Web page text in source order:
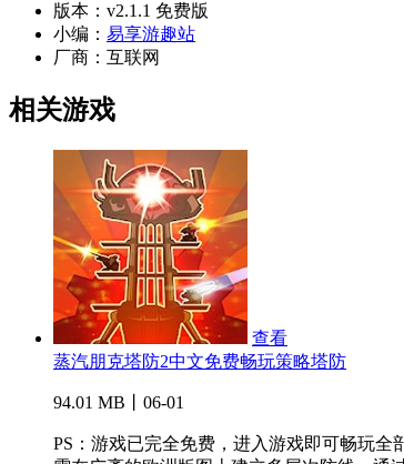
版本： v2.1.1 免费版
小编： 易享游趣站
厂商： 互联网
相关游戏
查看
蒸汽朋克塔防2中文免费畅玩策略塔防
94.01 MB丨06-01
PS：游戏已完全免费，进入游戏即可畅玩